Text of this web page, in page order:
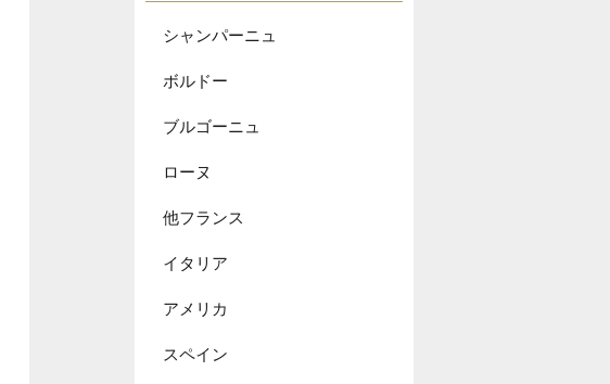
シャンパーニュ
ボルドー
ブルゴーニュ
ローヌ
他フランス
イタリア
アメリカ
スペイン